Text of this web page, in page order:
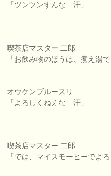
「ツンツンすんな 汗」
喫茶店マスター 二郎
「お飲み物のほうは、煮え湯
オウケンブルースリ
「よろしくねえな 汗」
喫茶店マスター 二郎
「では、マイスモーヒーでよ